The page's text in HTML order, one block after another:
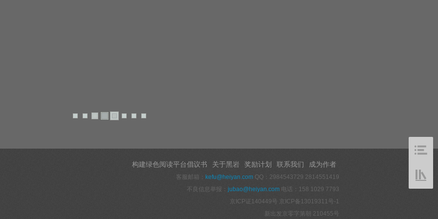
构建绿色阅读平台倡议书 关于黑岩 奖励计划 联系我们 成为作者
客服邮箱： kefu@heiyan.com QQ：2984543729 2814551419
不良信息举报： jubao@heiyan.com 电话：158 1029 7793
京ICP证140449号 京ICP备13019311号-1
新出发京零字第朝 210455号